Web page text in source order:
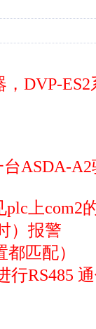
DVP-ES2
ASDA-
上com2
）报警
匹配）
RS485